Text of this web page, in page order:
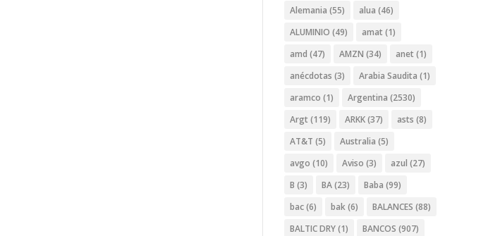
Alemania (55) alua (46)
ALUMINIO (49) amat (1)
amd (47) AMZN (34) anet (1)
anécdotas (3) Arabia Saudita (1)
aramco (1) Argentina (2530)
Argt (119) ARKK(37) asts (8)
AT&T (5) Australia (5)
avgo (10) Aviso (3) azul (27)
B (3) BA(23) Baba (99)
bac(6) bak(6) BALANCES (88)
BALTIC DRY(1) BANCOS (907)